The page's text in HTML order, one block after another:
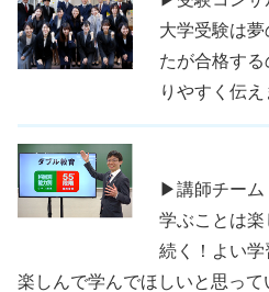
大学受験は
たが合格す
りやすく伝え
▶講師チーム
学ぶことは
続く！よい
楽しんで学んでほしいと思って